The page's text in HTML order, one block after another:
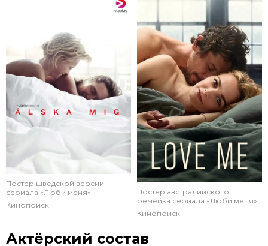
Постер шведской версии
сериала «Люби меня»
Кинопоиск
Постер австралийского
ремейка сериала «Люби меня»
Кинопоиск
Актёрский состав